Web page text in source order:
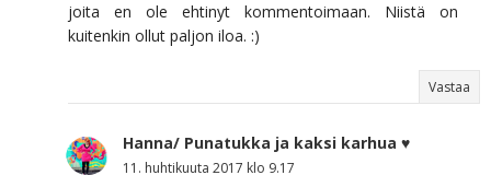
joita en ole ehtinyt kommentoimaan. Niistä on
kuitenkin ollut paljon iloa. :)
Vastaa
Hanna/ Punatukka ja kaksi karhua ♥
11. huhtikuuta 2017 klo 9.17